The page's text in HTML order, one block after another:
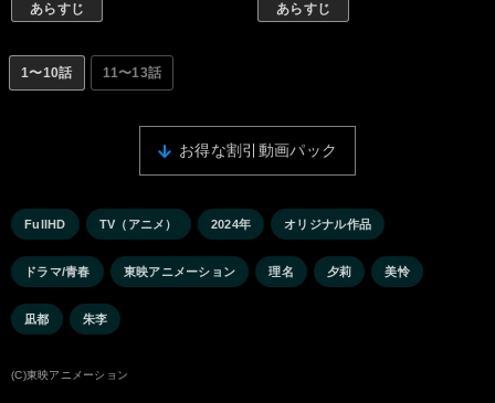
あらすじ あらすじ
1〜10話 11〜13話
お得な割引動画パック
FullHD TV（アニメ） 2024年 オリジナル作品
ドラマ/青春 東映アニメーション 理名 夕莉 美怜
凪都 朱李
(C)東映アニメーション